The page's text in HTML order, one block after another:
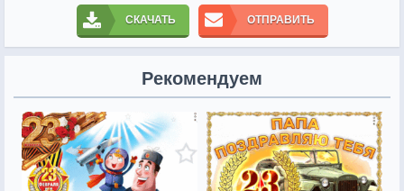
СКАЧАТЬ ОТПРАВИТЬ
Рекомендуем